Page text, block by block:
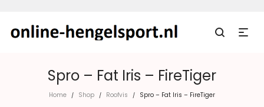
Spro – Fat Iris – FireTiger
Home / Shop / Roofvis / Spro – Fat Iris – FireTiger